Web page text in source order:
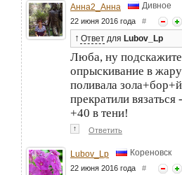
Анна2_Анна Дивное
22 июня 2016 года #
↑ Ответ для Lubov_Lp
Люба, ну
опрыскивание в
поливала
прекратили
+40 в тени!
↑ Ответить
Lubov_Lp Кореновск
22 июня 2016 года #